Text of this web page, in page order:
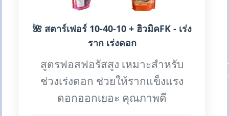
🌺 สตาร์เฟอร์ 10-40-10 + ฮิวมิคFK - เร่ง
ราก เร่งดอก
สูตรฟอสฟอรัสสูง เหมาะสำหรับ
ช่วงเร่งดอก ช่วยให้รากแข็งแรง
ดอกออกเยอะ คุณภาพดี